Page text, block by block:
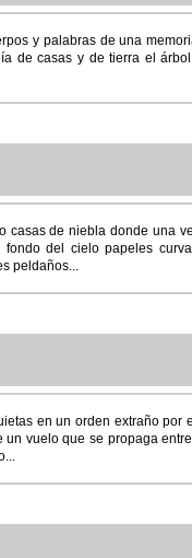
y palabras de una
de casas y de tierra el
de niebla donde una
del cielo papeles
peldaños...
en un orden extraño por
vuelo que se propaga